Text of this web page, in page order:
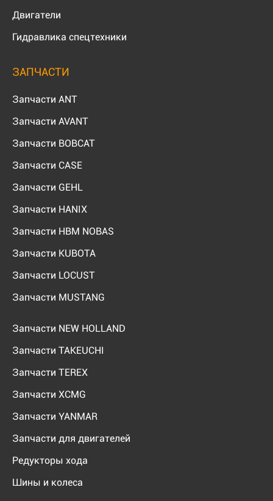
Двигатели
Гидравлика спецтехники
ЗАПЧАСТИ
Запчасти ANT
Запчасти AVANT
Запчасти BOBCAT
Запчасти CASE
Запчасти GEHL
Запчасти HANIX
Запчасти HBM NOBAS
Запчасти KUBOTA
Запчасти LOCUST
Запчасти MUSTANG
Запчасти NEW HOLLAND
Запчасти TAKEUCHI
Запчасти TEREX
Запчасти XCMG
Запчасти YANMAR
Запчасти для двигателей
Редукторы хода
Шины и колеса